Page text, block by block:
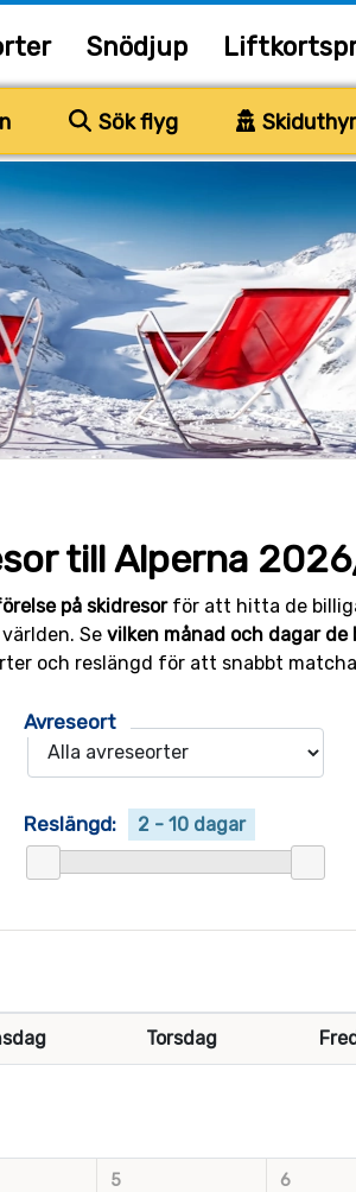
Snödjup
Sök flyg
till Alperna
på skidresorför att hitta de
Se vilken månad och dagar
och reslängd för att snabbt
Avreseort
Reslängd: 2 - 10 dagar
Torsdag
5 6